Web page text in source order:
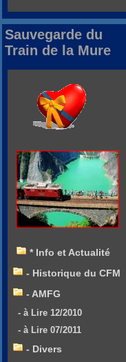
Sauvegarde du
Train de la Mure
* Info et Actualité
- Historique du CFM
- AMFG
- à Lire 12/2010
- à Lire 07/2011
- Divers